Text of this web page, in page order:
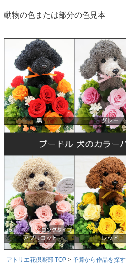
動物の色または部分の色見本
アトリエ花倶楽部 TOP 予算から作品を探す